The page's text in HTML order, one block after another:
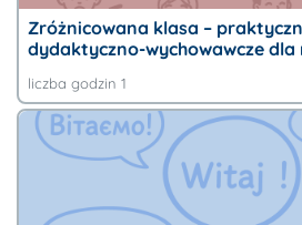
Zróżnicowana klasa –
dydaktyczno-wychowawcze dla
liczba godzin 1